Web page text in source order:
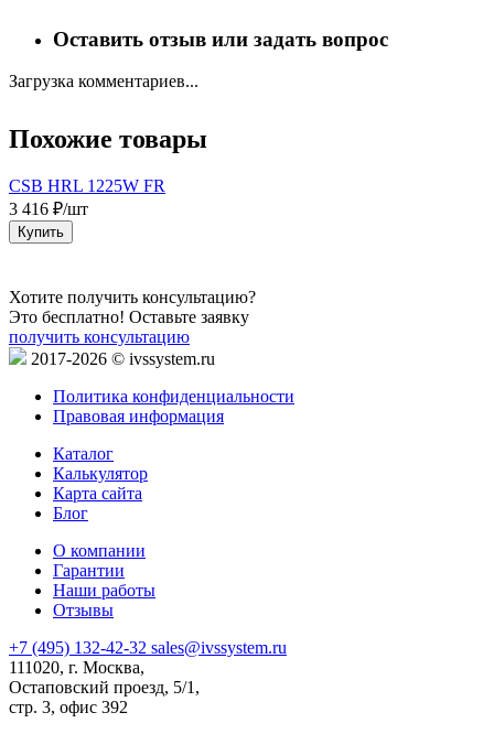
Оставить отзыв или задать вопрос
Загрузка комментариев...
Похожие товары
CSB HRL 1225W FR
3 416 ₽/шт
Купить
Хотите получить консультацию?
Это бесплатно! Оставьте заявку
получить консультацию
2017-2026 © ivssystem.ru
Политика конфиденциальности
Правовая информация
Каталог
Калькулятор
Карта сайта
Блог
О компании
Гарантии
Наши работы
Отзывы
+7 (495) 132-42-32 sales@ivssystem.ru
111020, г. Москва,
Остаповский проезд, 5/1,
стр. 3, офис 392